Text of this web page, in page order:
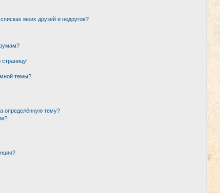
моих друзей и недругов?
страницу!
темы?
определённую тему?